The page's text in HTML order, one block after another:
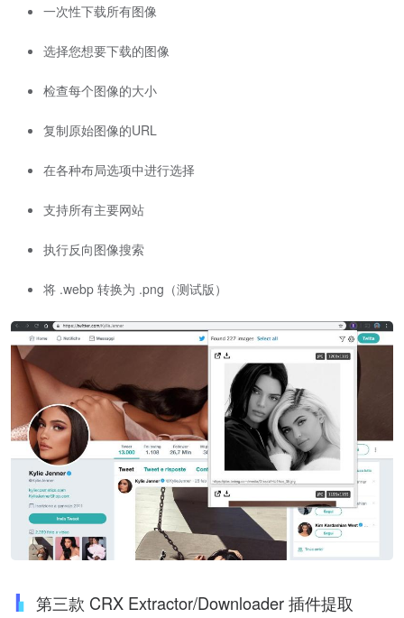
一次性下载所有图像
选择您想要下载的图像
检查每个图像的大小
复制原始图像的URL
在各种布局选项中进行选择
支持所有主要网站
执行反向图像搜索
将 .webp 转换为 .png（测试版）
第三款 CRX Extractor/Downloader 插件提取